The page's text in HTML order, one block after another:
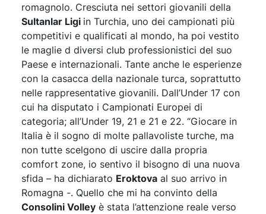
romagnolo. Cresciuta nei settori giovanili della
Sultanlar Ligi in Turchia, uno dei campionati più
competitivi e qualificati al mondo, ha poi vestito
le maglie d diversi club professionistici del suo
Paese e internazionali. Tante anche le esperienze
con la casacca della nazionale turca, soprattutto
nelle rappresentative giovanili. Dall’Under 17 con
cui ha disputato i Campionati Europei di
categoria; all’Under 19, 21 e 21 e 22. “Giocare in
Italia è il sogno di molte pallavoliste turche, ma
non tutte scelgono di uscire dalla propria
comfort zone, io sentivo il bisogno di una nuova
sfida – ha dichiarato Eroktova al suo arrivo in
Romagna -. Quello che mi ha convinto della
Consolini Volley è stata l’attenzione reale verso